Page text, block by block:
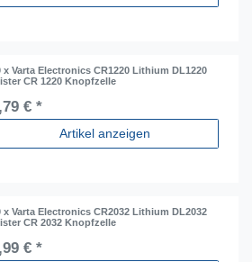
x Varta Electronics CR1220 Lithium DL1220
CR 1220 Knopfzelle
€ *
Artikel anzeigen
x Varta Electronics CR2032 Lithium DL2032
CR 2032 Knopfzelle
€ *